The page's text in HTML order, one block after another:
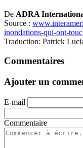
De ADRA
Source :
inondations-qui-ont-
Traduction: Patrick
Commentaires
Ajouter un
E-mail
Commentaire